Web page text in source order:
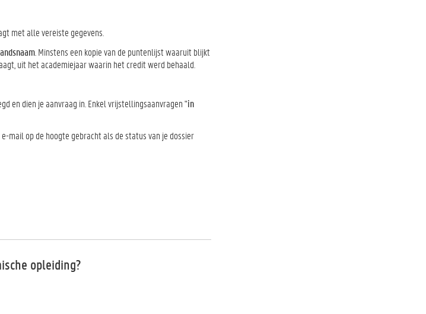
met alle vereiste gegevens.
. Minstens een kopie van de puntenlijst waaruit blijkt
uit het academiejaar waarin het credit werd behaald.
en dien je aanvraag in. Enkel vrijstellingsaanvragen "in
mail op de hoogte gebracht als de status van je dossier
opleiding?